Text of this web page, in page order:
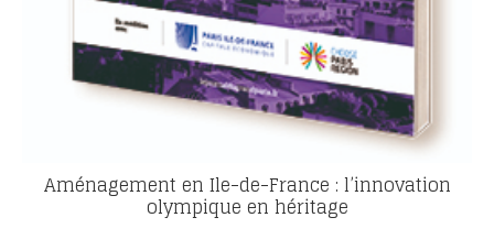
Aménagement en Ile-de-France : l’innovation
olympique en héritage